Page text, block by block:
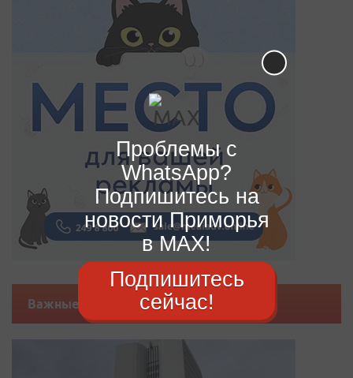
Важные новости
Проблемы с
WhatsApp?
Подпишитесь на
новости Приморья
в MAX!
Подпишитесь
сейчас!